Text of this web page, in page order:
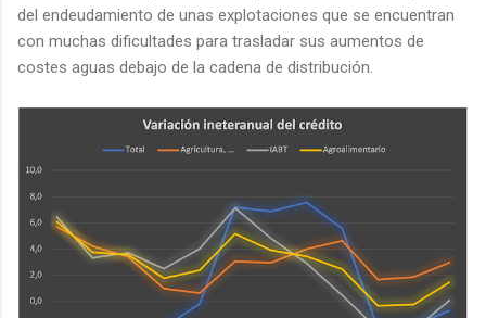
del endeudamiento de unas explotaciones que se encuentran
con muchas dificultades para trasladar sus aumentos de
costes aguas debajo de la cadena de distribución.